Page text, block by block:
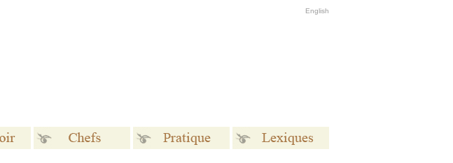
English